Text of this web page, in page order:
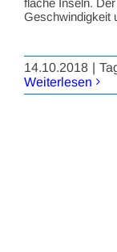
Geschwindigkeit
14.10.2018 |
Weiterlesen